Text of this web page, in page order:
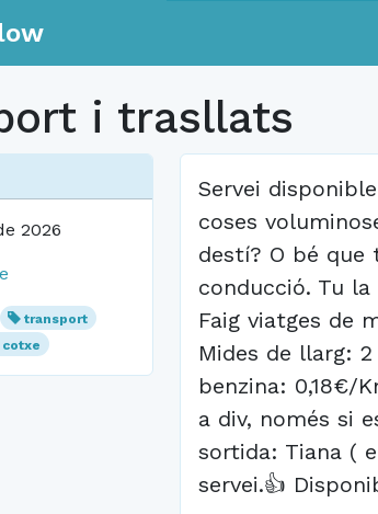
i trasllats
2026
transport
cotxe
Servei
coses
destí? O bé
conducció. Tu
Faig viatges de
Mides de llarg:
benzina: 0,18€/
a div, només si
sortida: Tiana (
servei.👍